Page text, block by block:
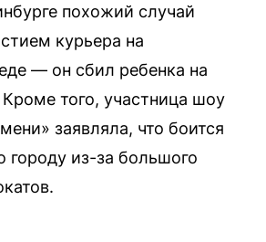
похожий случай
курьера на
— он сбил ребенка на
Кроме того, участница шоу
заявляла, что боится
городу из-за большого